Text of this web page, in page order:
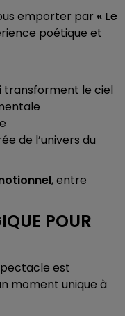
emporter par « Le
poétique et
transforment le ciel
de l’univers du
, entre
POUR
est
moment unique à